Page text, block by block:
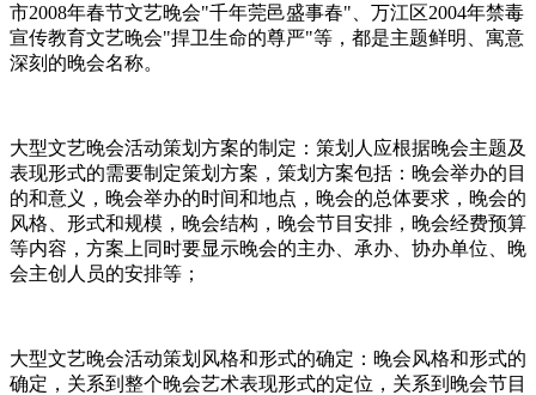
市2008年春节文艺晚会"千年莞邑盛事春"、万江区2004年禁毒
宣传教育文艺晚会"捍卫生命的尊严"等，都是主题鲜明、寓意
深刻的晚会名称。
大型文艺晚会活动策划方案的制定：策划人应根据晚会主题及
表现形式的需要制定策划方案，策划方案包括：晚会举办的目
的和意义，晚会举办的时间和地点，晚会的总体要求，晚会的
风格、形式和规模，晚会结构，晚会节目安排，晚会经费预算
等内容，方案上同时要显示晚会的主办、承办、协办单位、晚
会主创人员的安排等；
大型文艺晚会活动策划风格和形式的确定：晚会风格和形式的
确定，关系到整个晚会艺术表现形式的定位，关系到晚会节目